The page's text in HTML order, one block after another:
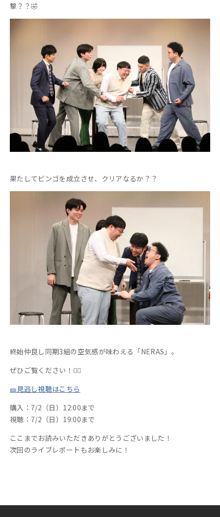
撃？？🤣
果たしてビンゴを成立させ、クリアなるか？？
終始仲良し同期3組の空気感が味わえる「NERAS」。
ぜひご覧ください！💁‍♀️
🎫見逃し視聴はこちら
購入：7/2（日）12:00まで
視聴：7/2（日）19:00まで
ここまでお読みいただきありがとうございました！
次回のライブレポートもお楽しみに！